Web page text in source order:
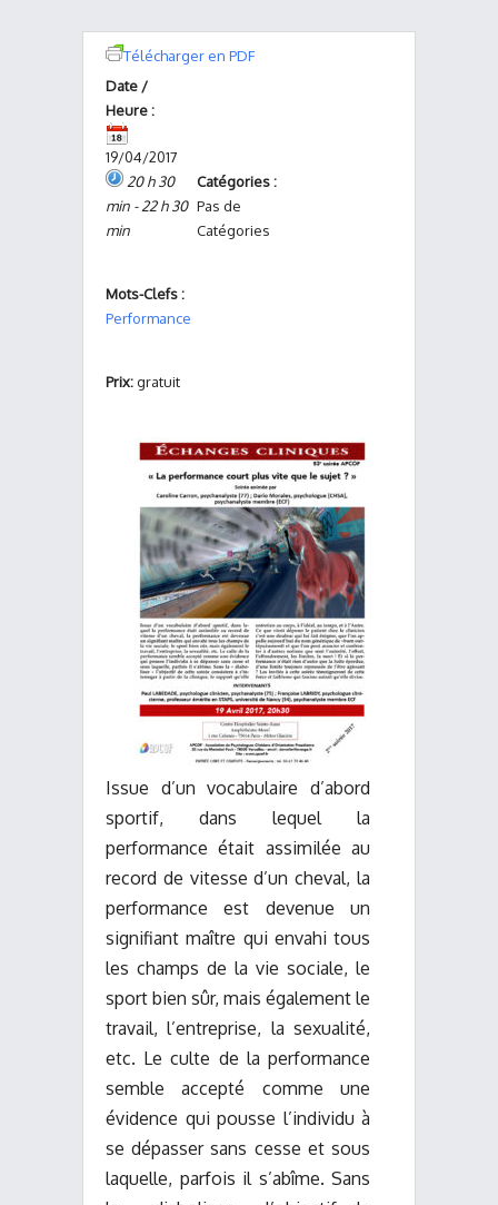
Télécharger en PDF
Date /
Heure :
19/04/2017
20 h 30
min - 22 h 30
min
Catégories :
Pas de
Catégories
Mots-Clefs :
Performance
Prix:gratuit
Issue d’un vocabulaire d’abord
sportif, dans lequel la
performance était assimilée au
record de vitesse d’un cheval, la
performance est devenue un
signifiant maître qui envahi tous
les champs de la vie sociale, le
sport bien sûr, mais également le
travail, l’entreprise, la sexualité,
etc. Le culte de la performance
semble accepté comme une
évidence qui pousse l’individu à
se dépasser sans cesse et sous
laquelle, parfois il s’abîme. Sans